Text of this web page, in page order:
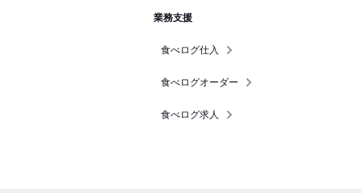
業務支援
食べログ仕入
食べログオーダー
食べログ求人